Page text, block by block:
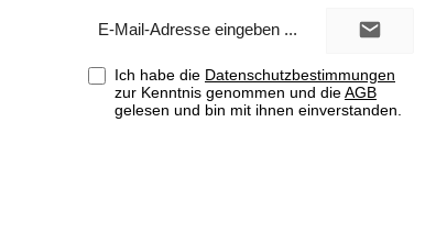
Mail-
Ich habe die Datenschutzbestimmungen
zur Kenntnis genommen und dieAGB
gelesen und bin mit ihnen einverstanden.